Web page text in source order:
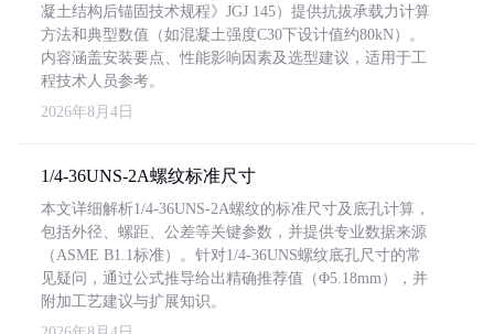
凝土结构后锚固技术规程》JGJ 145）提供抗拔承载力计算
方法和典型数值（如混凝土强度C30下设计值约80kN）。
内容涵盖安装要点、性能影响因素及选型建议，适用于工
程技术人员参考。
2026年8月4日
1/4-36UNS-2A螺纹标准尺寸
本文详细解析1/4-36UNS-2A螺纹的标准尺寸及底孔计算，
包括外径、螺距、公差等关键参数，并提供专业数据来源
（ASME B1.1标准）。针对1/4-36UNS螺纹底孔尺寸的常
见疑问，通过公式推导给出精确推荐值（Φ5.18mm），并
附加工艺建议与扩展知识。